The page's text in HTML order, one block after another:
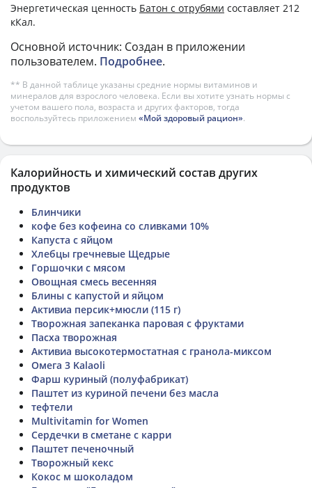
Энергетическая ценность Батон с отрубями составляет 212
кКал.
Основной источник: Создан в приложении
пользователем. Подробнее.
** В данной таблице указаны средние нормы витаминов и
минералов для взрослого человека. Если вы хотите узнать нормы с
учетом вашего пола, возраста и других факторов, тогда
воспользуйтесь приложением «Мой здоровый рацион».
Калорийность и химический состав других
продуктов
Блинчики
кофе без кофеина со сливками 10%
Капуста с яйцом
Хлебцы гречневые Щедрые
Горшочки с мясом
Овощная смесь весенняя
Блины с капустой и яйцом
Активиа персик+мюсли (115 г)
Творожная запеканка паровая с фруктами
Пасха творожная
Активиа высокотермостатная с гранола-миксом
Омега 3 Kalaoli
Фарш куриный (полуфабрикат)
Паштет из куриной печени без масла
тефтели
Multivitamin for Women
Сердечки в сметане с карри
Паштет печеночный
Творожный кекс
Кокос м шоколадом